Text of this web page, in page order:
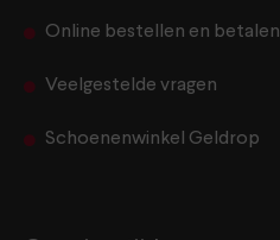
Online bestellen en betalen
Veelgestelde vragen
Schoenenwinkel Geldrop